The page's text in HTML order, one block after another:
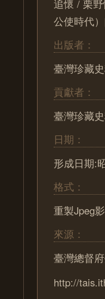
追懷 / 栗
公使時代
出版者：
臺灣珍藏
貢獻者：
臺灣珍藏
日期：
形成日期:
格式：
重製Jpeg
來源：
臺灣總督
http://